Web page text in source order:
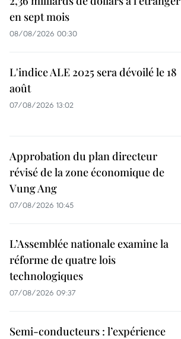
en sept mois
08/08/2026 00:30
L'indice ALE 2025 sera dévoilé le 18
août
07/08/2026 13:02
Approbation du plan directeur
révisé de la zone économique de
Vung Ang
07/08/2026 10:45
L’Assemblée nationale examine la
réforme de quatre lois
technologiques
07/08/2026 09:37
Semi-conducteurs : l’expérience